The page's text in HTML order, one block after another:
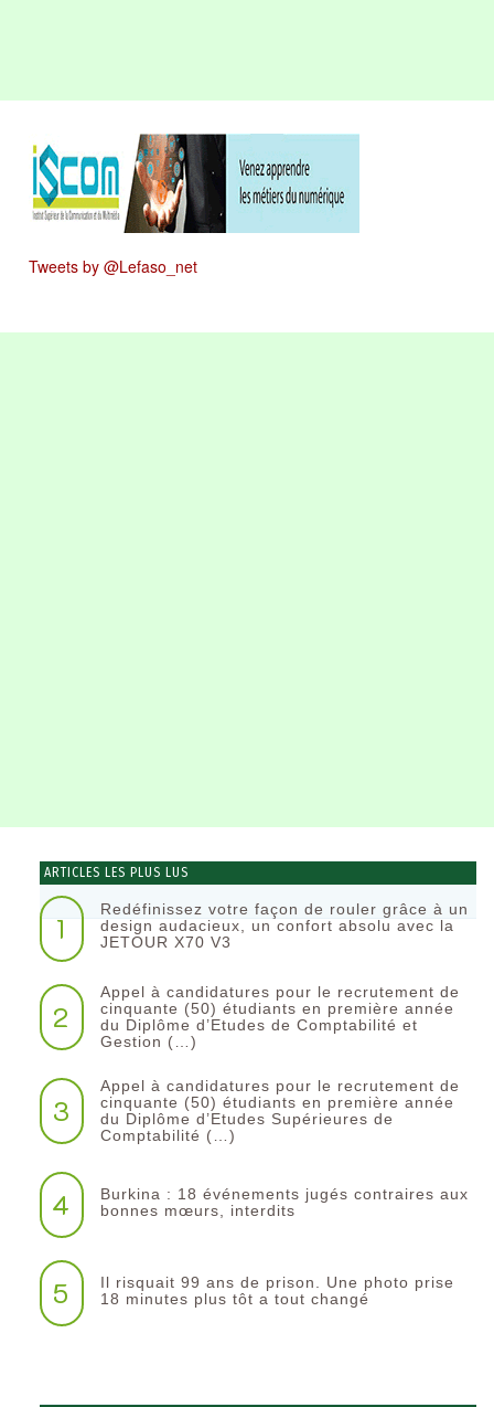
Tweets by @Lefaso_net
ARTICLES LES PLUS LUS
1
Redéfinissez votre façon de rouler grâce à un
design audacieux, un confort absolu avec la
JETOUR X70 V3
2
Appel à candidatures pour le recrutement de
cinquante (50) étudiants en première année
du Diplôme d’Etudes de Comptabilité et
Gestion (…)
3
Appel à candidatures pour le recrutement de
cinquante (50) étudiants en première année
du Diplôme d’Etudes Supérieures de
Comptabilité (…)
4
Burkina : 18 événements jugés contraires aux
bonnes mœurs, interdits
5
Il risquait 99 ans de prison. Une photo prise
18 minutes plus tôt a tout changé